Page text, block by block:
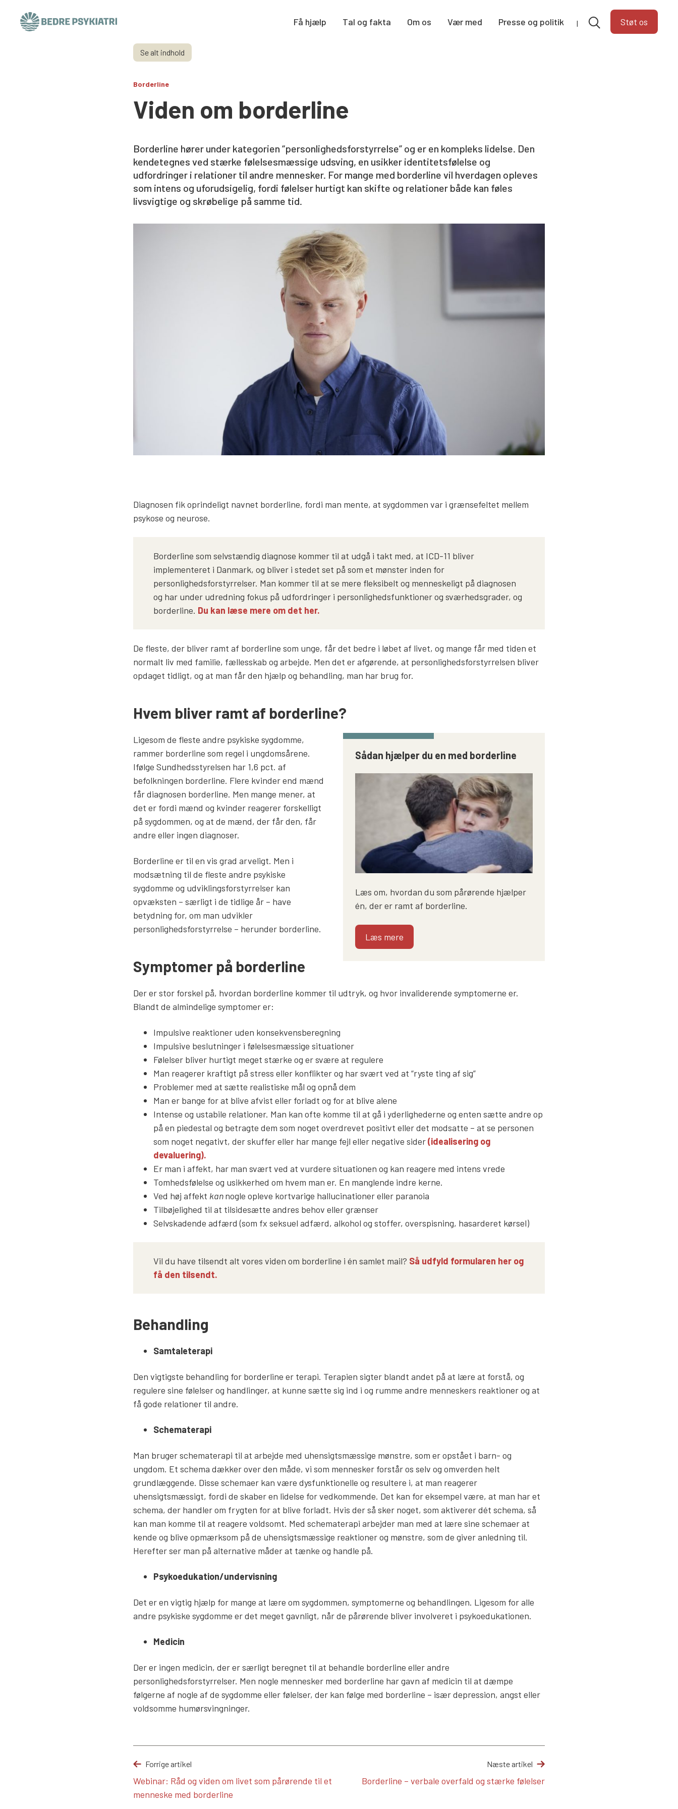
Få hjælp Tal og fakta Om os Vær med Presse og politik Støt os
Se alt indhold
Borderline
Viden om borderline
Borderline hører under kategorien “personlighedsforstyrrelse” og er en kompleks lidelse. Den
kendetegnes ved stærke følelsesmæssige udsving, en usikker identitetsfølelse og
udfordringer i relationer til andre mennesker. For mange med borderline vil hverdagen opleves
som intens og uforudsigelig, fordi følelser hurtigt kan skifte og relationer både kan føles
livsvigtige og skrøbelige på samme tid.
Diagnosen fik oprindeligt navnet borderline, fordi man mente, at sygdommen var i grænsefeltet mellem
psykose og neurose.
Borderline som selvstændig diagnose kommer til at udgå i takt med, at ICD-11 bliver
implementeret i Danmark, og bliver i stedet set på som et mønster inden for
personlighedsforstyrrelser. Man kommer til at se mere fleksibelt og menneskeligt på diagnosen
og har under udredning fokus på udfordringer i personlighedsfunktioner og sværhedsgrader, og
borderline. Du kan læse mere om det her.
De fleste, der bliver ramt af borderline som unge, får det bedre i løbet af livet, og mange får med tiden et
normalt liv med familie, fællesskab og arbejde. Men det er afgørende, at personlighedsforstyrrelsen bliver
opdaget tidligt, og at man får den hjælp og behandling, man har brug for.
Hvem bliver ramt af borderline?
Sådan hjælper du en med borderline
Læs om, hvordan du som pårørende hjælper
én, der er ramt af borderline.
Læs mere
Ligesom de fleste andre psykiske sygdomme,
rammer borderline som regel i ungdomsårene.
Ifølge Sundhedsstyrelsen har 1,6 pct. af
befolkningen borderline. Flere kvinder end mænd
får diagnosen borderline. Men mange mener, at
det er fordi mænd og kvinder reagerer forskelligt
på sygdommen, og at de mænd, der får den, får
andre eller ingen diagnoser.
Borderline er til en vis grad arveligt. Men i
modsætning til de fleste andre psykiske
sygdomme og udviklingsforstyrrelser kan
opvæksten – særligt i de tidlige år – have
betydning for, om man udvikler
personlighedsforstyrrelse – herunder borderline.
Symptomer på borderline
Der er stor forskel på, hvordan borderline kommer til udtryk, og hvor invaliderende symptomerne er.
Blandt de almindelige symptomer er:
Impulsive reaktioner uden konsekvensberegning
Impulsive beslutninger i følelsesmæssige situationer
Følelser bliver hurtigt meget stærke og er svære at regulere
Man reagerer kraftigt på stress eller konflikter og har svært ved at “ryste ting af sig”
Problemer med at sætte realistiske mål og opnå dem
Man er bange for at blive afvist eller forladt og for at blive alene
Intense og ustabile relationer. Man kan ofte komme til at gå i yderlighederne og enten sætte andre op
på en piedestal og betragte dem som noget overdrevet positivt eller det modsatte – at se personen
som noget negativt, der skuffer eller har mange fejl eller negative sider(idealisering og
devaluering).
Er man i affekt, har man svært ved at vurdere situationen og kan reagere med intens vrede
Tomhedsfølelse og usikkerhed om hvem man er. En manglende indre kerne.
Ved høj affekt kannogle opleve kortvarige hallucinationer eller paranoia
Tilbøjelighed til at tilsidesætte andres behov eller grænser
Selvskadende adfærd (som fx seksuel adfærd, alkohol og stoffer, overspisning, hasarderet kørsel)
Vil du have tilsendt alt vores viden om borderline i én samlet mail? Så udfyld formularen her og
få den tilsendt.
Behandling
Samtaleterapi
Den vigtigste behandling for borderline er terapi. Terapien sigter blandt andet på at lære at forstå, og
regulere sine følelser og handlinger, at kunne sætte sig ind i og rumme andre menneskers reaktioner og at
få gode relationer til andre.
Schematerapi
Man bruger schematerapi til at arbejde med uhensigtsmæssige mønstre, som er opstået i barn- og
ungdom. Et schema dækker over den måde, vi som mennesker forstår os selv og omverden helt
grundlæggende. Disse schemaer kan være dysfunktionelle og resultere i, at man reagerer
uhensigtsmæssigt, fordi de skaber en lidelse for vedkommende. Det kan for eksempel være, at man har et
schema, der handler om frygten for at blive forladt. Hvis der så sker noget, som aktiverer dét schema, så
kan man komme til at reagere voldsomt. Med schematerapi arbejder man med at lære sine schemaer at
kende og blive opmærksom på de uhensigtsmæssige reaktioner og mønstre, som de giver anledning til.
Herefter ser man på alternative måder at tænke og handle på.
Psykoedukation/undervisning
Det er en vigtig hjælp for mange at lære om sygdommen, symptomerne og behandlingen. Ligesom for alle
andre psykiske sygdomme er det meget gavnligt, når de pårørende bliver involveret i psykoedukationen.
Medicin
Der er ingen medicin, der er særligt beregnet til at behandle borderline eller andre
personlighedsforstyrrelser. Men nogle mennesker med borderline har gavn af medicin til at dæmpe
følgerne af nogle af de sygdomme eller følelser, der kan følge med borderline – især depression, angst eller
voldsomme humørsvingninger.
Forrige artikel
Webinar: Råd og viden om livet som pårørende til et
menneske med borderline
Næste artikel
Borderline – verbale overfald og stærke følelser